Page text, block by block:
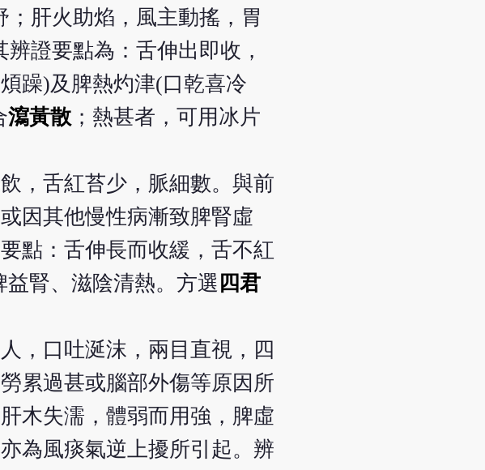
；肝火助焰，風主動搖，胃
證要點為：舌伸出即收，
躁)及脾熱灼津(口乾喜冷
瀉黃散；熱甚者，可用冰片
，舌紅苔少，脈細數。與前
因其他慢性病漸致脾腎虛
點：舌伸長而收緩，舌不紅
腎、滋陰清熱。方選 四君
，口吐涎沫，兩目直視，四
累過甚或腦部外傷等原因所
木失濡，體弱而用強，脾虛
為風痰氣逆上擾所引起。辨